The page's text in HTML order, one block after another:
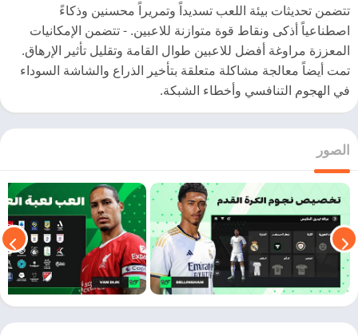
تتضمن تحديثات بيئة اللعب تسديداً وتمريراً محسنين وذكاءً
اصطناعياً أذكى ونقاط قوة متوازنة للاعبين. - تتضمن الإمكانيات
المعززة مراوغة أفضل للاعبين طوال القامة وتقليل تأثير الإرهاق.
تمت أيضاً معالجة مشاكلة متعلقة بتأخير الذراع والشاشة السوداء
في الهجوم التنافسي وأخطاء الشبكة.
الصور